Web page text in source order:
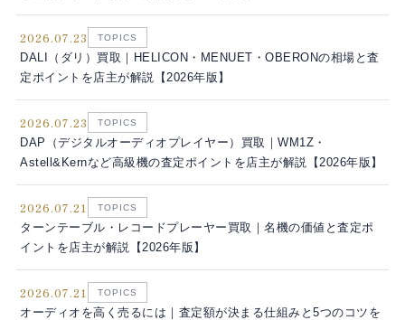
2026.07.23 TOPICS
DALI（ダリ）買取｜HELICON・MENUET・OBERONの相場と査
定ポイントを店主が解説【2026年版】
2026.07.23 TOPICS
DAP（デジタルオーディオプレイヤー）買取｜WM1Z・
Astell&Kernなど高級機の査定ポイントを店主が解説【2026年版】
2026.07.21 TOPICS
ターンテーブル・レコードプレーヤー買取｜名機の価値と査定ポ
イントを店主が解説【2026年版】
2026.07.21 TOPICS
オーディオを高く売るには｜査定額が決まる仕組みと5つのコツを